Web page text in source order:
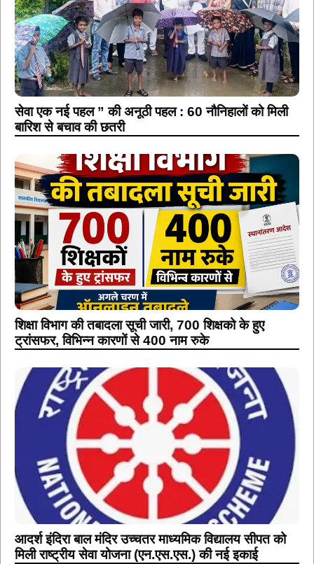
सेवा एक नई पहल ” की अनूठी पहल : 60 नौनिहालों को मिली
बारिश से बचाव की छतरी
शिक्षा विभाग की तबादला सूची जारी, 700 शिक्षको के हुए
ट्रांसफर, विभिन्न कारणों से 400 नाम रुके
आदर्श इंदिरा बाल मंदिर उच्चतर माध्यमिक विद्यालय सीपत को
मिली राष्ट्रीय सेवा योजना (एन.एस.एस.) की नई इकाई